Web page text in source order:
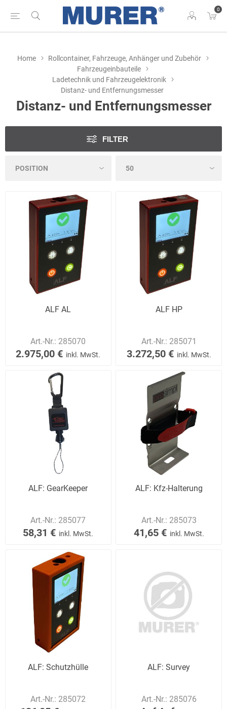
0
Home
Rollcontainer, Fahrzeuge, Anhänger und Zubehör
Fahrzeugeinbauteile
Ladetechnik und Fahrzeugelektronik
Distanz- und Entfernungsmesser
Distanz- und Entfernungsmesser
FILTER
ALF AL
Art.-Nr.: 285070
2.975,00 € inkl. MwSt.
ALF HP
Art.-Nr.: 285071
3.272,50 € inkl. MwSt.
ALF: GearKeeper
Art.-Nr.: 285077
58,31 € inkl. MwSt.
ALF: Kfz-Halterung
Art.-Nr.: 285073
41,65 € inkl. MwSt.
ALF: Schutzhülle
Art.-Nr.: 285072
ALF: Survey
Art.-Nr.: 285076